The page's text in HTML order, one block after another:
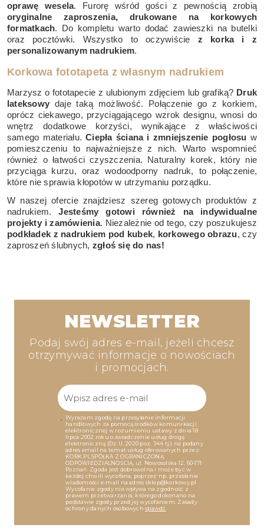
oprawę wesela. Furorę wśród gości z pewnością zrobią
oryginalne zaproszenia, drukowane na korkowych
formatkach. Do kompletu warto dodać zawieszki na butelki
oraz pocztówki. Wszystko to oczywiście z korka i z
personalizowanym nadrukiem.
Korkowa fototapeta z własnym nadrukiem
Marzysz o fototapecie z ulubionym zdjęciem lub grafiką? Druk
lateksowy daje taką możliwość. Połączenie go z korkiem,
oprócz ciekawego, przyciągającego wzrok designu, wnosi do
wnętrz dodatkowe korzyści, wynikające z właściwości
samego materiału.Ciepła ściana i zmniejszenie pogłosu w
pomieszczeniu to najważniejsze z nich. Warto wspomnieć
również o łatwości czyszczenia. Naturalny korek, który nie
przyciąga kurzu, oraz wodoodporny nadruk, to połączenie,
które nie sprawia kłopotów w utrzymaniu porządku.
W naszej ofercie znajdziesz szereg gotowych produktów z
nadrukiem.Jesteśmy gotowi również na indywidualne
projekty i zamówienia. Niezależnie od tego, czy poszukujesz
podkładek z nadrukiem pod kubek, korkowego obrazu, czy
zaproszeń ślubnych, zgłoś się do nas!
NEWSLETTER
Podaj swój adres e-mail, jeżeli chcesz
otrzymywać informacje o nowościach
i promocjach.
Wyrażam zgodę na przesyłanie informacji
handlowych za pomocą środków komunikacji
elektronicznej w rozumieniu ustawy z dnia 18
lipca 2002 roku o świadczenie usług drogą
elektroniczną (Dz.U. 2020 poz. 344 tj.) na podany
adres email na temat usług oferowanych przez
KORK.PL SPÓŁKA Z OGRANICZONĄ
ODPOWIEDZIALNOŚCIĄ, ul. Nowosolska 12, 60-171
Poznań. Zgoda jest dobrowolna i może być w
każdej chwili wycofana, poprzez np. przesłanie
wiadomości e-mail na adres sklep@korkowy.pl
Wycofanie zgody nie wpływa na zgodność z
prawem przetwarzania, którego dokonano na
podstawie zgody przed jej wycofaniem. Zasady
ochrony danych osobowychspawdź